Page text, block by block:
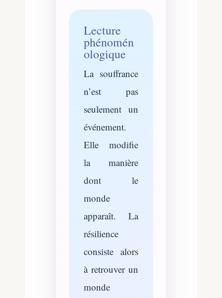
Lecture
phénomén
ologique
La souffrance
n’est pas
seulement un
événement.
Elle modifie
la manière
dont le
monde
apparaît. La
résilience
consiste alors
à retrouver un
monde